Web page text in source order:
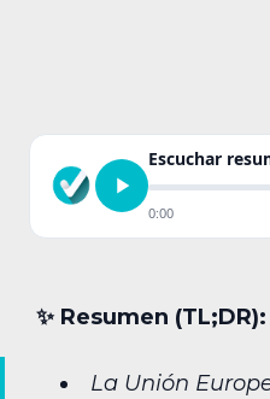
Escuchar
0:00
✨︎ Resumen (TL;DR):
La Unión